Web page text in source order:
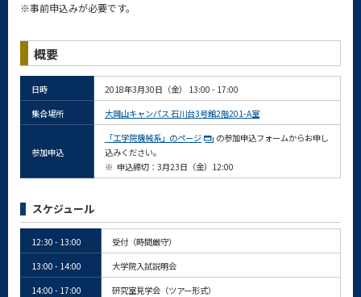
※事前申込みが必要です。
概要
日時
2018年3月30日（金） 13:00 - 17:00
集合場所
大岡山キャンパス 石川台3号館2階201-A室
参加申込
「工学院機械系」のページ
の参加申込フォームからお申し
込みください。
※ 申込締切：3月23日（金）12:00
スケジュール
12:30 - 13:00
受付（時間厳守）
13:00 - 14:00
大学院入試説明会
14:00 - 17:00
研究室見学会（ツアー形式）